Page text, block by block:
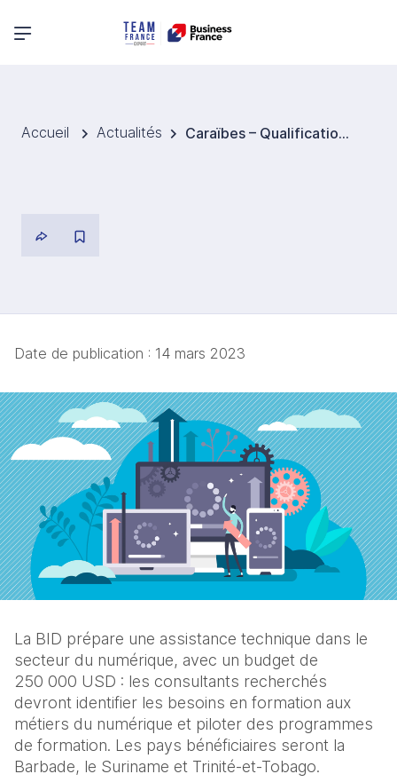
Menu principal
Accueil Actualités Caraïbes – Qualifications numériques
Date de publication : 14 mars 2023
La BID prépare une assistance technique dans le
secteur du numérique, avec un budget de
250 000 USD : les consultants recherchés
devront identifier les besoins en formation aux
métiers du numérique et piloter des programmes
de formation. Les pays bénéficiaires seront la
Barbade, le Suriname et Trinité-et-Tobago.